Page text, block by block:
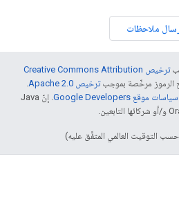
ملاحظات
ترخيص Creative Commons Attribution
الرموز مرخّصة بموجبترخيص Apache 2.0‏
.
سياسات موقع Google Developers‏
. إنّ Java